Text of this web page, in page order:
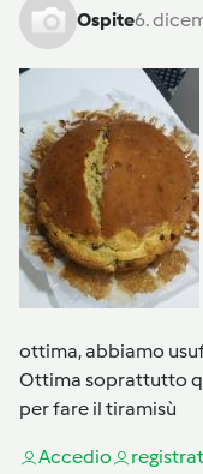
Ospite6.
ottima, abbiamo
Ottima soprattutto
per fare il tiramisù
Accedio